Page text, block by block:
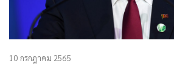
10 กรกฎาคม 2565